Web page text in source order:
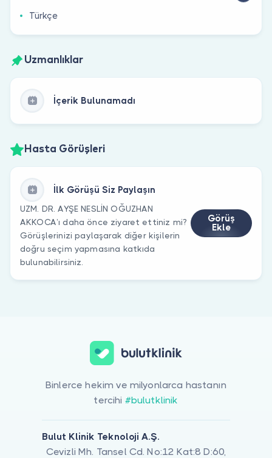
Türkçe
Uzmanlıklar
İçerik Bulunamadı
Hasta Görüşleri
İlk Görüşü Siz Paylaşın
UZM. DR. AYŞE NESLİN OĞUZHAN
AKKOCA’ı daha önce ziyaret ettiniz mi?
Görüşlerinizi paylaşarak diğer kişilerin
doğru seçim yapmasına katkıda
bulunabilirsiniz.
Görüş
Ekle
Binlerce hekim ve milyonlarca hastanın
tercihi #bulutklinik
Bulut Klinik Teknoloji A.Ş.
Cevizli Mh. Tansel Cd. No:12 Kat:8 D:60,